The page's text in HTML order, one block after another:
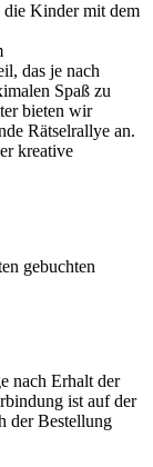
die Kinder mit dem
das je nach
Spaß zu
bieten wir
Rätselrallye an.
kreative
gebuchten
nach Erhalt der
ist auf der
der Bestellung